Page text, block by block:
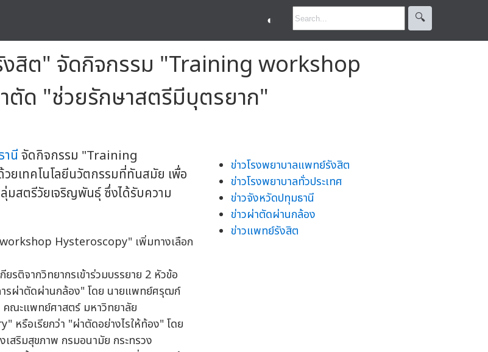
◐ 🔍︎
สิต" จัดกิจกรรม "Training workshop
ตัด "ช่วยรักษาสตรีมีบุตรยาก"
นีจัดกิจกรรม "Training
เทคโนโลยีนวัตกรรมที่ทันสมัย เพื่อ
มสตรีวัยเจริญพันธุ์ ซึ่งได้รับความ
ติจากวิทยากรเข้าร่วมบรรยาย 2 หัวข้อ
รผ่าตัดผ่านกล้อง" โดย นายแพทย์ศรุฒก์
คณะแพทย์ศาสตร์ มหาวิทยาลัย
รือเรียกว่า "ผ่าตัดอย่างไรให้ท้อง" โดย
สริมสุขภาพ กรมอนามัย กระทรวง
ข่าวโรงพยาบาลแพทย์รังสิต
ข่าวโรงพยาบาลทั่วประเทศ
ข่าวจังหวัดปทุมธานี
ข่าวผ่าตัดผ่านกล้อง
ข่าวแพทย์รังสิต